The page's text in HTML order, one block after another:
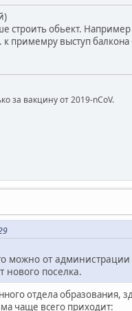
обьект.
к примемру выступ
за вакцину от 2019-nCoV.
можно от
нового поселка.
отдела образования,
чаще всего приходит: